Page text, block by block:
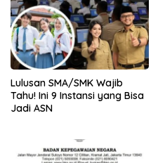
Lulusan SMA/SMK Wajib
Tahu! Ini 9 Instansi yang Bisa
Jadi ASN